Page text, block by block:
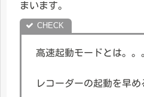
まいます。
高速起動モードとは。。
レコーダーの起動を早